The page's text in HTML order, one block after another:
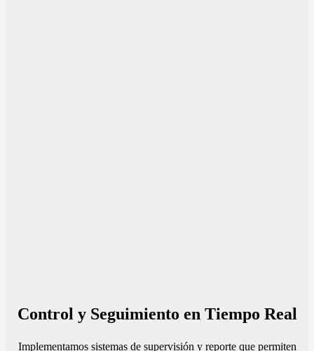
Control y Seguimiento en Tiempo Real
Implementamos sistemas de supervisión y reporte que permiten